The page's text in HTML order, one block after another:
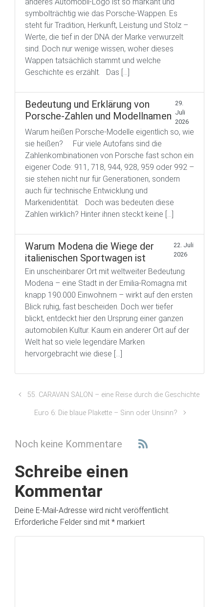
symbolträchtig wie das Porsche-Wappen. Es
steht für Tradition, Herkunft, Leistung und Stolz –
Werte, die tief in der DNA der Marke verwurzelt
sind. Doch nur wenige wissen, woher dieses
Wappen tatsächlich stammt und welche
Geschichte es erzählt. Das […]
Bedeutung und Erklärung von
Porsche-Zahlen und Modellnamen
29.
Juli
2026
Warum heißen Porsche-Modelle eigentlich so, wie
sie heißen? Für viele Autofans sind die
Zahlenkombinationen von Porsche fast schon ein
eigener Code: 911, 718, 944, 928, 959 oder 992 –
sie stehen nicht nur für Generationen, sondern
auch für technische Entwicklung und
Markenidentität. Doch was bedeuten diese
Zahlen wirklich? Hinter ihnen steckt keine […]
Warum Modena die Wiege der
italienischen Sportwagen ist
22. Juli
2026
Ein unscheinbarer Ort mit weltweiter Bedeutung
Modena – eine Stadt in der Emilia-Romagna mit
knapp 190.000 Einwohnern – wirkt auf den ersten
Blick ruhig, fast bescheiden. Doch wer tiefer
blickt, entdeckt hier den Ursprung einer ganzen
automobilen Kultur. Kaum ein anderer Ort auf der
Welt hat so viele legendäre Marken
hervorgebracht wie diese […]
55. CARAVAN SALON – eine Reise durch die Geschichte
Euro 6: Die blaue Plakette – Sinn oder Unsinn?
Noch keine Kommentare
Schreibe einen
Kommentar
Deine E-Mail-Adresse wird nicht veröffentlicht.
Erforderliche Felder sind mit * markiert